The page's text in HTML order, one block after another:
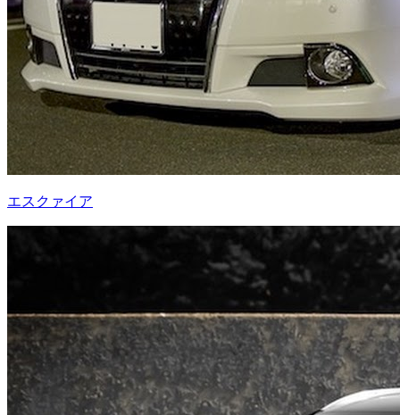
エスクァイア